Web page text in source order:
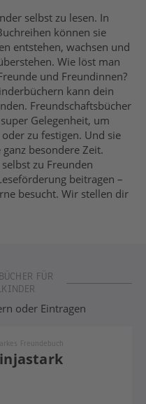
selbst zu lesen. In
können sie
entstehen, wachsen und
Wie löst man
und Freundinnen?
kann dein
Freundschaftsbücher
Gelegenheit, um
zu festigen. Und sie
besondere Zeit.
zu Freunden
beitragen –
besucht. Wir stellen dir
FÜR
oder Eintragen
Freundebuch